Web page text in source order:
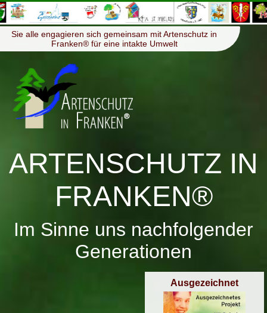
Menü ≡
Sie alle engagieren sich gemeinsam mit Artenschutz in
Franken® für eine intakte Umwelt
ARTENSCHUTZ IN
FRANKEN®
Im Sinne uns nachfolgender
Generationen
Ausgezeichnet